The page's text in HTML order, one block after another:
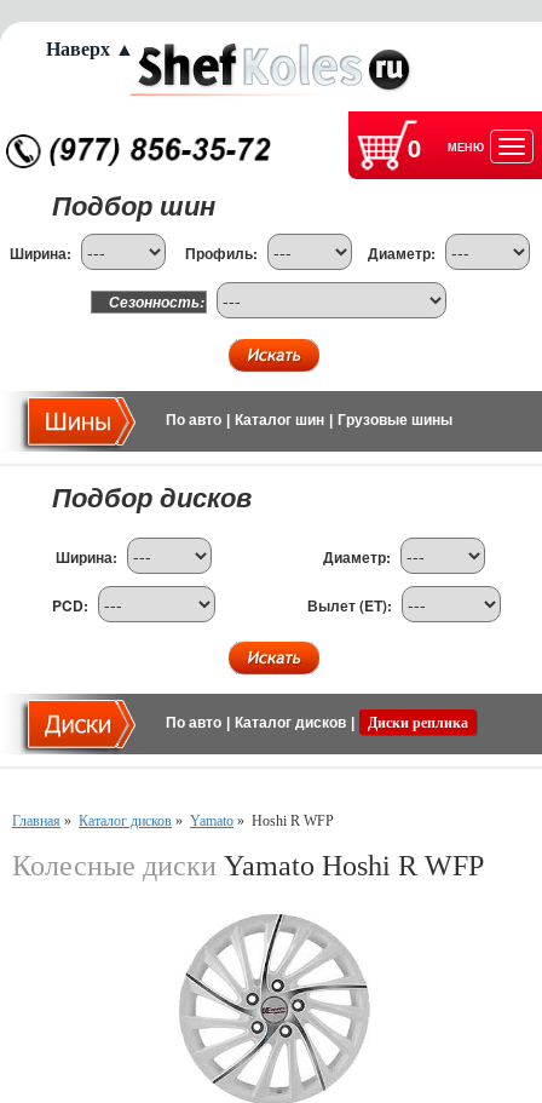
0 МЕНЮ
Подбор шин
Ширина: Профиль: Диаметр:
Сезонность:
По авто Каталог шин Грузовые шины
Подбор дисков
Ширина: Диаметр:
PCD: Вылет (ET):
По авто Каталог дисков Диски реплика
Главная » Каталог дисков » Yamato » Hoshi R WFP
Колесные диски Yamato Hoshi R WFP
Наверх ▲